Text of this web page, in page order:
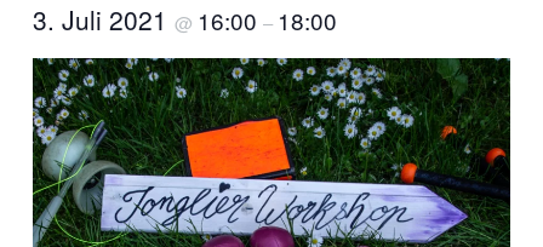
3. Juli 2021 @ 16:00 – 18:00